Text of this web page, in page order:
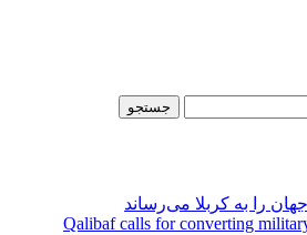
را به کربلا می‌رساند
Qalibaf calls for converting